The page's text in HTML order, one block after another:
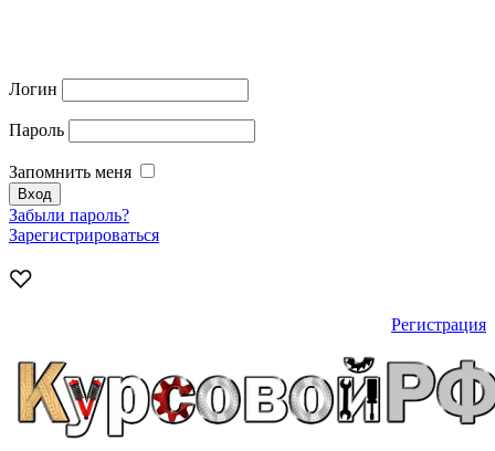
Логин
Пароль
Запомнить меня
Забыли пароль?
Зарегистрироваться
Регистрация